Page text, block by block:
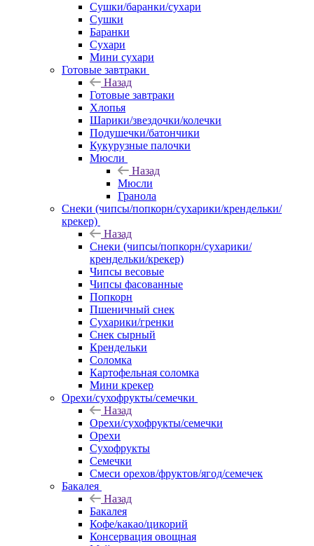
Сушки/баранки/сухари
Сушки
Баранки
Сухари
Мини сухари
Готовые завтраки
Назад
Готовые завтраки
Хлопья
Шарики/звездочки/колечки
Подушечки/батончики
Кукурузные палочки
Мюсли
Назад
Мюсли
Гранола
Снеки (чипсы/попкорн/сухарики/крендельки/
крекер)
Назад
Снеки (чипсы/попкорн/сухарики/
крендельки/крекер)
Чипсы весовые
Чипсы фасованные
Попкорн
Пшеничный снек
Сухарики/гренки
Снек сырный
Крендельки
Соломка
Картофельная соломка
Мини крекер
Орехи/сухофрукты/семечки
Назад
Орехи/сухофрукты/семечки
Орехи
Сухофрукты
Семечки
Смеси орехов/фруктов/ягод/семечек
Бакалея
Назад
Бакалея
Кофе/какао/цикорий
Консервация овощная